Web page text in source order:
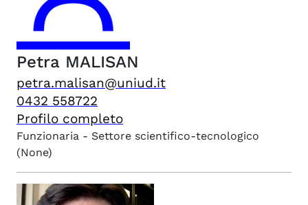
Petra MALISAN
petra.malisan@uniud.it
0432 558722
Profilo completo
Funzionaria - Settore scientifico-tecnologico
(None)